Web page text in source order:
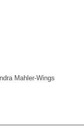
Mahler-Wings